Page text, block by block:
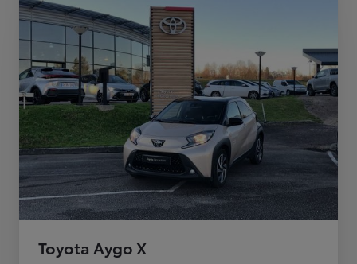
Toyota Aygo X